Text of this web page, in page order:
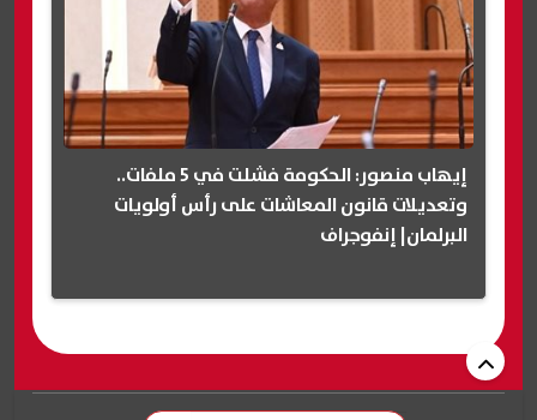
إيهاب منصور: الحكومة فشلت في 5 ملفات..
وتعديلات قانون المعاشات على رأس أولويات
البرلمان| إنفوجراف